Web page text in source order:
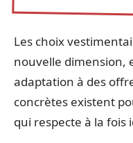
Les choix
nouvelle dimension,
adaptation à des
concrètes existent
qui respecte à la